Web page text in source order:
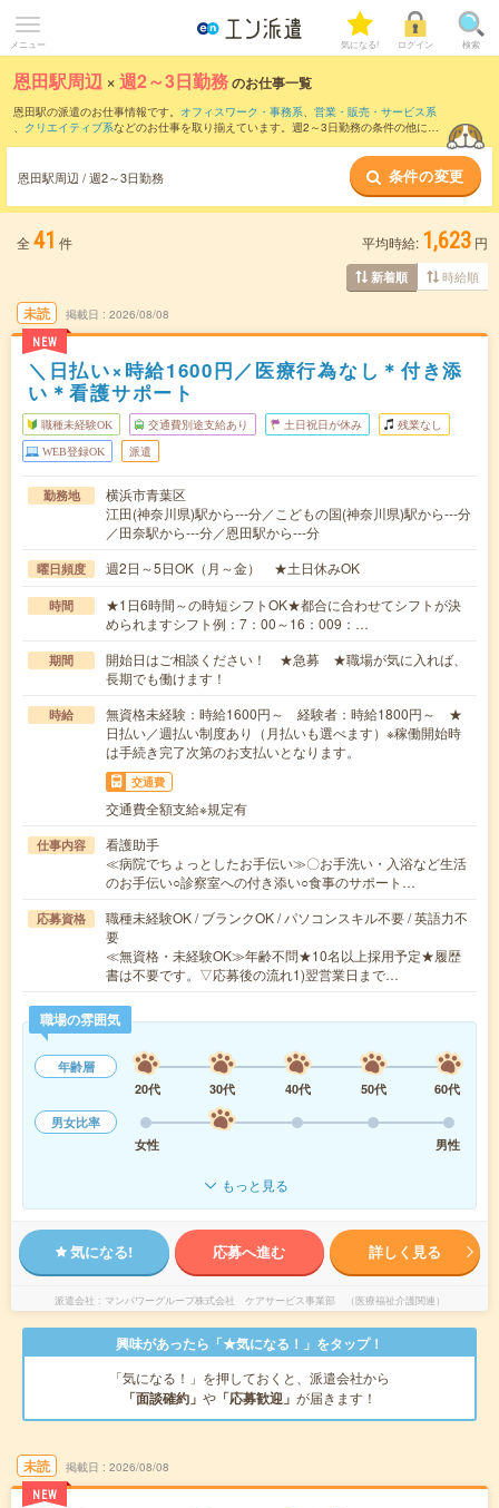
メニュー 気になる! ログイン 検索
恩田駅周辺 ×週2～3日勤務のお仕事一覧
恩田駅の派遣のお仕事情報です。 オフィスワーク・事務系、 営業・販売・サービス系
、 クリエイティブ系などのお仕事を取り揃えています。週2～3日勤務の条件の他に、
恩田駅周辺 / 週2～3日勤務 条件の変更
全 41 件 平均時給: 1,623 円
新着順 時給順
未読
NEW
掲載日 2026/08/08
＼日払い×時給1600円／医療行為なし＊付き添
い＊看護サポート
職種未経験OK 交通費別途支給あり 土日祝日が休み 残業なし
WEB登録OK 派遣
勤務地
横浜市青葉区
江田(神奈川県)駅から---分／こどもの国(神奈川県)駅から---分
／田奈駅から---分／恩田駅から---分
曜日頻度 週2日～5日OK（月～金） ★土日休みOK
時間
★1日6時間～の時短シフトOK★都合に合わせてシフトが決
められますシフト例：7：00～16：009：…
期間
開始日はご相談ください！ ★急募 ★職場が気に入れば、
長期でも働けます！
時給
無資格未経験：時給1600円～ 経験者：時給1800円～ ★
日払い／週払い制度あり（月払いも選べます）※稼働開始時
は手続き完了次第のお支払いとなります。
交通費
交通費全額支給※規定有
仕事内容
看護助手
≪病院でちょっとしたお手伝い≫〇お手洗い・入浴など生活
のお手伝い○診察室への付き添い○食事のサポート…
応募資格
職種未経験OK / ブランクOK / パソコンスキル不要 / 英語力不
要
≪無資格・未経験OK≫年齢不問★10名以上採用予定★履歴
書は不要です。▽応募後の流れ1)翌営業日まで…
職場の雰囲気
年齢層
20代
30代 40代 50代
60代
男女比率
女性
男性
もっと見る
気になる! 応募へ進む 詳しく見る
派遣会社 マンパワーグループ株式会社 ケアサービス事業部 （医療福祉介護関連）
興味があったら「★気になる！」をタップ！
「気になる！」を押しておくと、派遣会社から
「面談確約」 や 「応募歓迎」 が届きます！
未読
NEW
掲載日 2026/08/08